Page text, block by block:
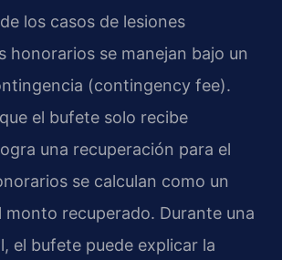
los casos de lesiones
honorarios se manejan bajo un
(contingency fee).
el bufete solo recibe
una recuperación para el
se calculan como un
monto recuperado. Durante una
el bufete puede explicar la